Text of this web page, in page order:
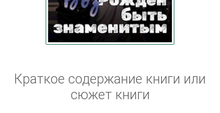
Краткое содержание книги или
сюжет книги